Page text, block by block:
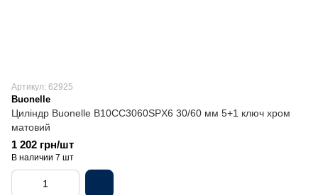
Артикул: 62925
Buonelle
Циліндр Buonellе B10CC3060SPX6 30/60 мм 5+1 ключ хром
матовий
1 202 грн/шт
В наличии 7 шт